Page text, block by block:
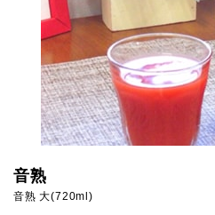
音熟
音熟 大(720ml)